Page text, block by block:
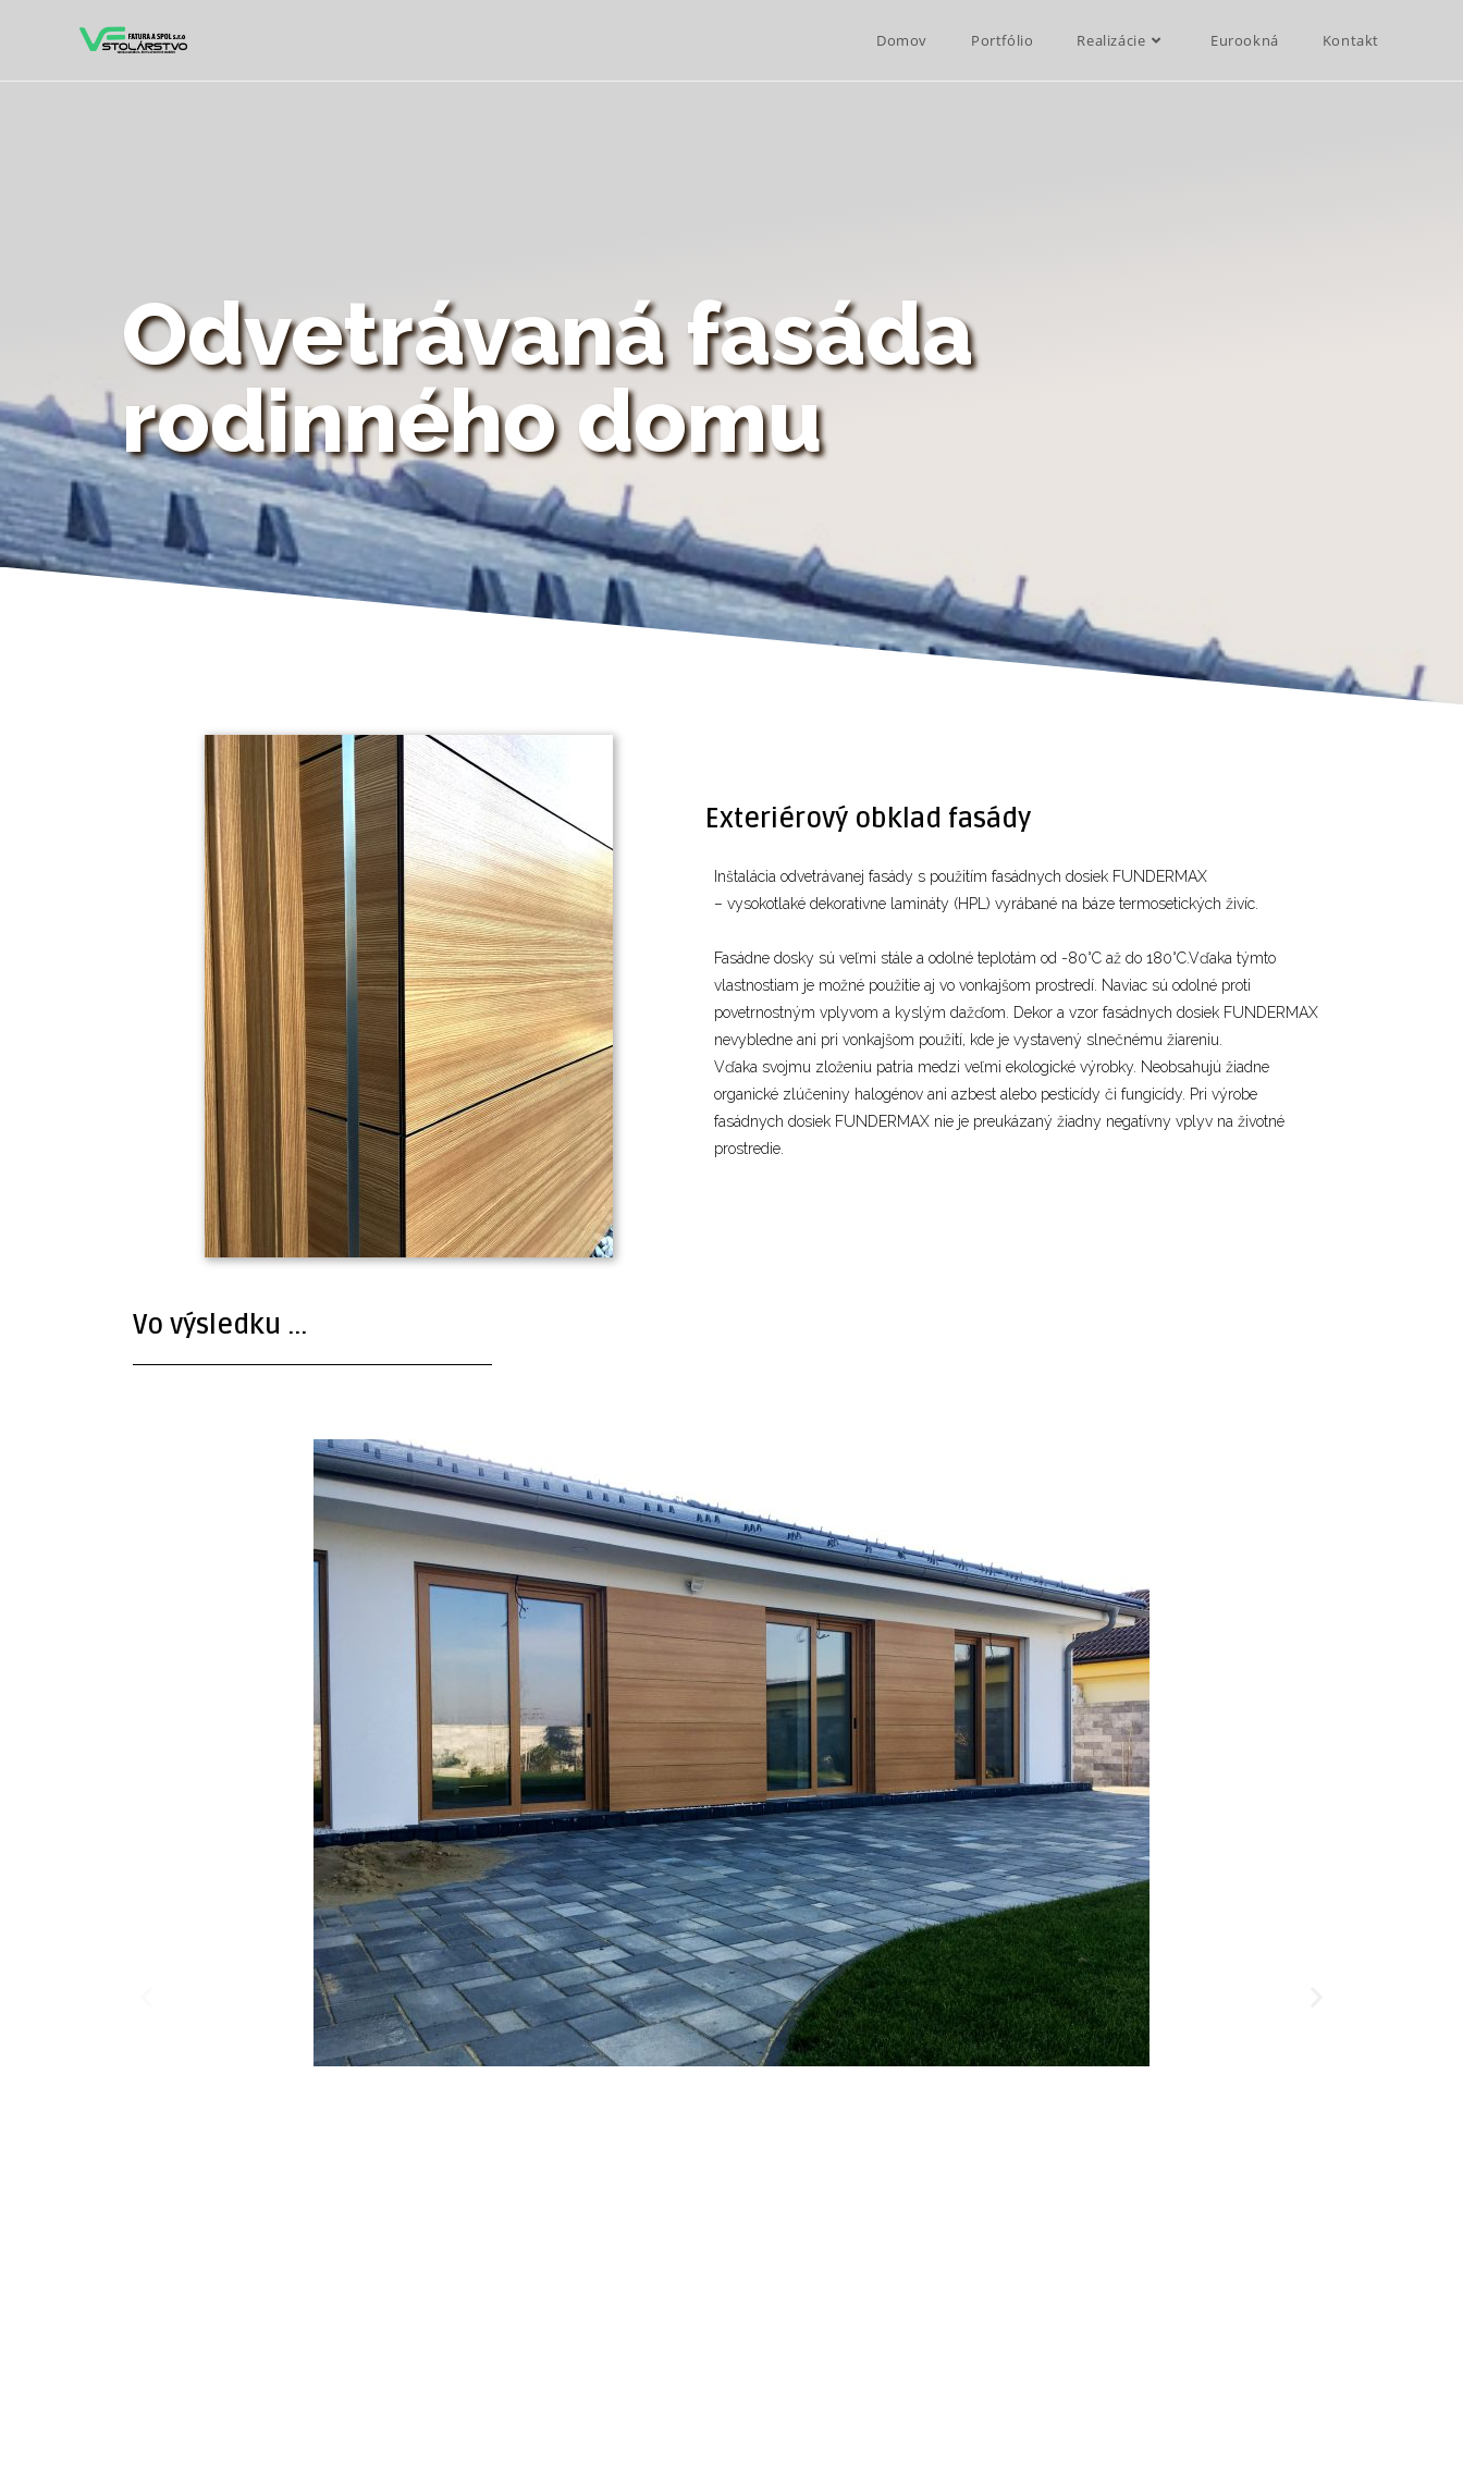
Domov Portfólio Realizácie Eurookná Kontakt
Odvetrávaná fasáda
rodinného domu
Exteriérový obklad fasády
Inštalácia odvetrávanej fasády s použitím fasádnych dosiek FUNDERMAX
– vysokotlaké dekorativne lamináty (HPL) vyrábané na báze termosetických živíc.
Fasádne dosky sú veľmi stále a odolné teplotám od -80°C až do 180°C.Vďaka týmto
vlastnostiam je možné použitie aj vo vonkajšom prostredí. Naviac sú odolné proti
povetrnostným vplyvom a kyslým dažďom. Dekor a vzor fasádnych dosiek FUNDERMAX
nevybledne ani pri vonkajšom použití, kde je vystavený slnečnému žiareniu.
Vďaka svojmu zloženiu patria medzi veľmi ekologické výrobky. Neobsahujú žiadne
organické zlúčeniny halogénov ani azbest alebo pesticídy či fungicídy. Pri výrobe
fasádnych dosiek FUNDERMAX nie je preukázaný žiadny negatívny vplyv na životné
prostredie.
Vo výsledku ...